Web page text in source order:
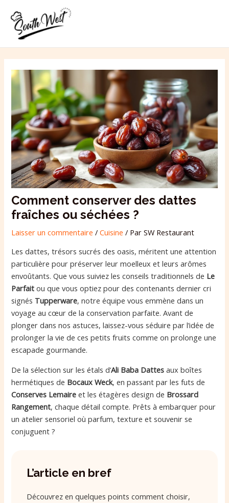
contenu
Comment conserver des dattes
fraîches ou séchées ?
Laisser un commentaire /Cuisine / ParSW Restaurant
Les dattes, trésors sucrés des oasis, méritent une attention
particulière pour préserver leur moelleux et leurs arômes
envoûtants. Que vous suiviez les conseils traditionnels de Le
Parfait ou que vous optiez pour des contenants dernier cri
signés Tupperware, notre équipe vous emmène dans un
voyage au cœur de la conservation parfaite. Avant de
plonger dans nos astuces, laissez-vous séduire par l’idée de
prolonger la vie de ces petits fruits comme on prolonge une
escapade gourmande.
De la sélection sur les étals d’Ali Baba Dattes aux boîtes
hermétiques de Bocaux Weck, en passant par les futs de
Conserves Lemaire et les étagères design de Brossard
Rangement, chaque détail compte. Prêts à embarquer pour
un atelier sensoriel où parfum, texture et souvenir se
conjuguent ?
L’article en bref
Découvrez en quelques points comment choisir,